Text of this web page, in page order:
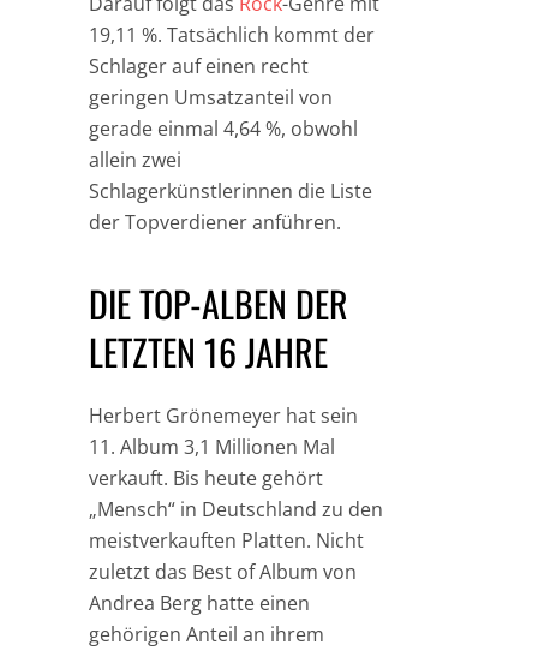
19,11 %. Tatsächlich kommt der
Schlager auf einen recht
geringen Umsatzanteil von
gerade einmal 4,64 %, obwohl
allein zwei
Schlagerkünstlerinnen die Liste
der Topverdiener anführen.
DIE TOP-ALBEN DER
LETZTEN 16 JAHRE
Herbert Grönemeyer hat sein
11. Album 3,1 Millionen Mal
verkauft. Bis heute gehört
„Mensch“ in Deutschland zu den
meistverkauften Platten. Nicht
zuletzt das Best of Album von
Andrea Berg hatte einen
gehörigen Anteil an ihrem